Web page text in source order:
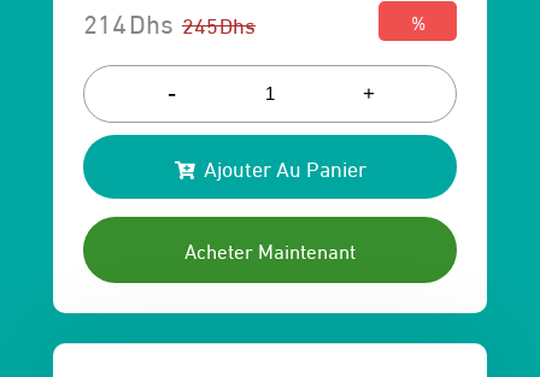
245Dhs
Le
prix
initial
était :
245 Dhs.
214Dhs
Le
prix
actuel
est :
214 Dhs.
%
- +
Ajouter Au Panier
Acheter Maintenant